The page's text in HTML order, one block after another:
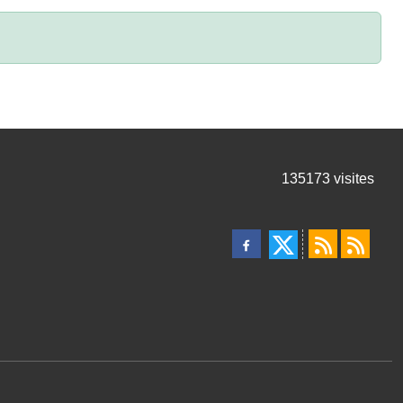
135173 visites